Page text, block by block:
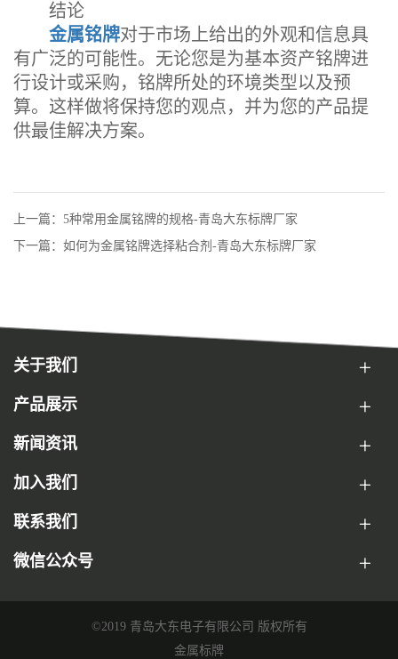
结论
金属铭牌对于市场上给出的外观和信息具
有广泛的可能性。无论您是为基本资产铭牌进
行设计或采购，铭牌所处的环境类型以及预
算。这样做将保持您的观点，并为您的产品提
供最佳解决方案。
上一篇：5种常用金属铭牌的规格-青岛大东标牌厂家
下一篇：如何为金属铭牌选择粘合剂-青岛大东标牌厂家
关于我们
产品展示
新闻资讯
加入我们
联系我们
微信公众号
©2019 青岛大东电子有限公司 版权所有
金属标牌